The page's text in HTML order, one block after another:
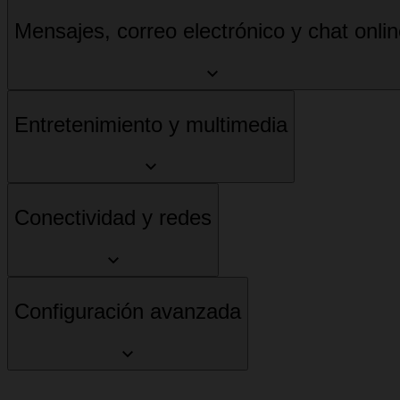
Mensajes, correo electrónico y chat
Entretenimiento y multimedia
Conectividad y redes
Configuración avanzada